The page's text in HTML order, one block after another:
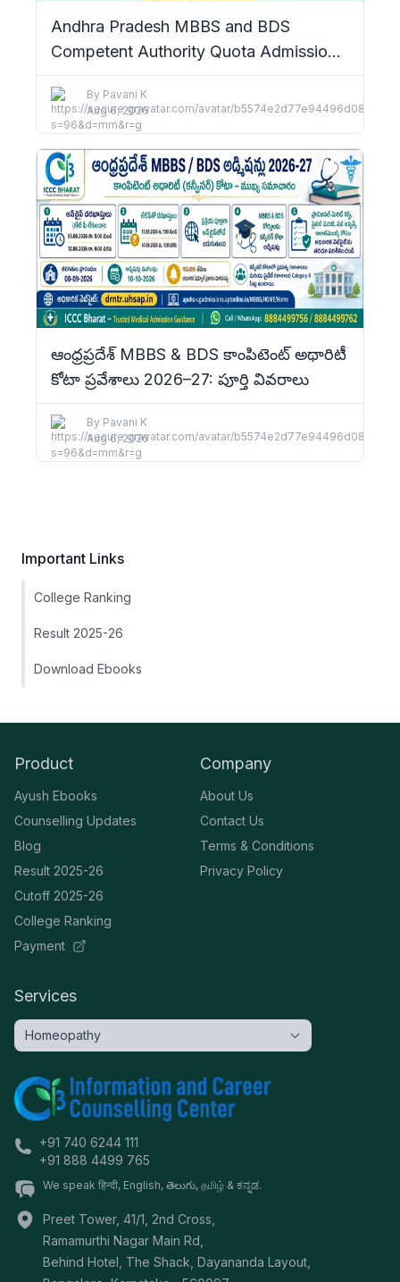
Andhra Pradesh MBBS and BDS
Competent Authority Quota Admissions
2026–27: Complete Details
By Pavani K
Aug 6, 2026
ఆంధ్రప్రదేశ్ MBBS & BDS కాంపిటెంట్ అథారిటీ
కోటా ప్రవేశాలు 2026–27: పూర్తి వివరాలు
By Pavani K
Aug 6, 2026
Important Links
College Ranking
Result 2025-26
Download Ebooks
Product
Ayush Ebooks
Counselling Updates
Blog
Result 2025-26
Cutoff 2025-26
College Ranking
Payment
Company
About Us
Contact Us
Terms & Conditions
Privacy Policy
Services
+91 740 6244 111
+91 888 4499 765
We speak हिन्दी, English, తెలుగు, தமிழ் & ಕನ್ನಡ.
Preet Tower, 41/1, 2nd Cross,
Ramamurthi Nagar Main Rd,
Behind Hotel, The Shack, Dayananda Layout,